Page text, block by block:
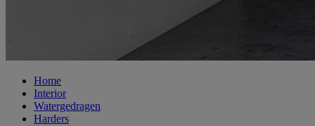
Home
Interior
Watergedragen
Harders